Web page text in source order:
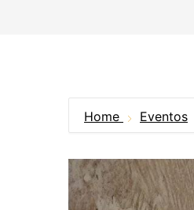
Home Eventos